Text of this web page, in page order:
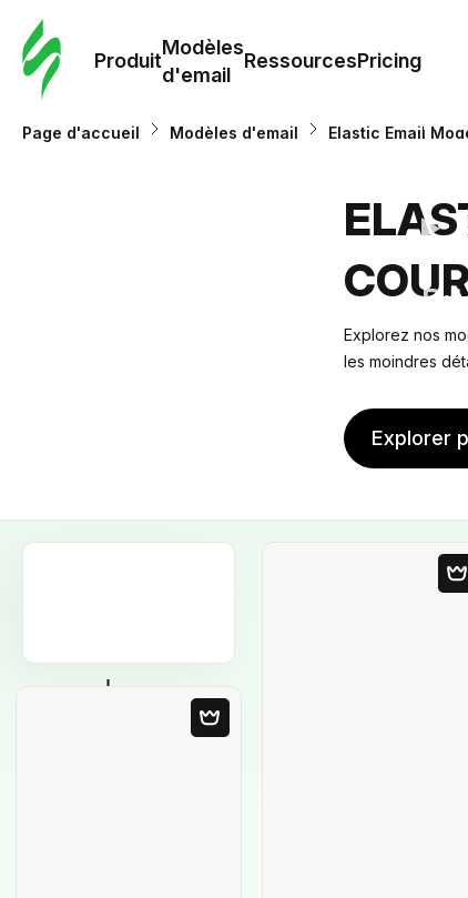
Produit
Modèles
d'email
RessourcesPricing
Page d'accueil Modèles d'email Elastic Email
Explorez nos
les moindres
Explorer